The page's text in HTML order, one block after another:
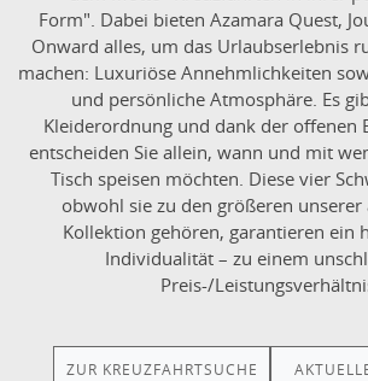
Form". Dabei bieten Azamara Quest,
Onward alles, um das Urlaubserlebnis
machen: Luxuriöse Annehmlichkeiten
und persönliche Atmosphäre. Es
Kleiderordnung und dank der offenen
entscheiden Sie allein, wann und mit
Tisch speisen möchten. Diese vier
obwohl sie zu den größeren unserer
Kollektion gehören, garantieren ein
Individualität – zu einem
Preis-/
ZUR KREUZFAHRTSUCHE